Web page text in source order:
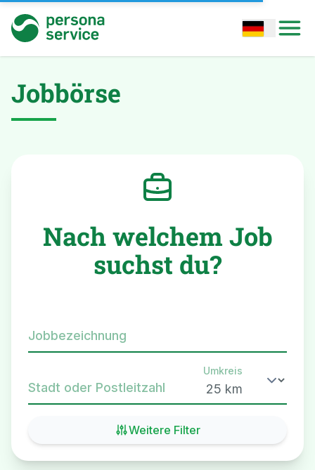
persona service Open options
Jobbörse
Nach welchem Job
suchst du?
Jobbezeichnung
Stadt oder Postleitzahl
Umkreis
Weitere Filter